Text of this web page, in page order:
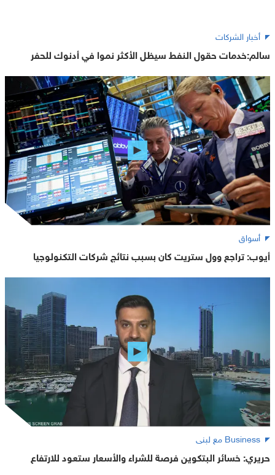
أخبار الشركات
سالم:خدمات حقول النفط سيظل الأكثر نموا في أدنوك للحفر
أسواق
أيوب: تراجع وول ستريت كان بسبب نتائج شركات التكنولوجيا
Business مع لبنى
حريري: خسائر البتكوين فرصة للشراء والأسعار ستعود للارتفاع